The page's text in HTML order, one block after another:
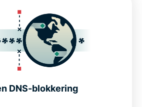
DNS-blokkering